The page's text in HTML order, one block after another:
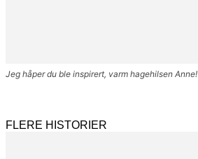
Jeg håper du ble inspirert, varm hagehilsen Anne!
FLERE HISTORIER